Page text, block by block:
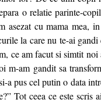
o relatie parinte-
asezat cu mama mea,
la care nu te-ai
ce am facut si simtit
m-am gandit sa
a pus cel putin o data
Tot ceea ce este scris